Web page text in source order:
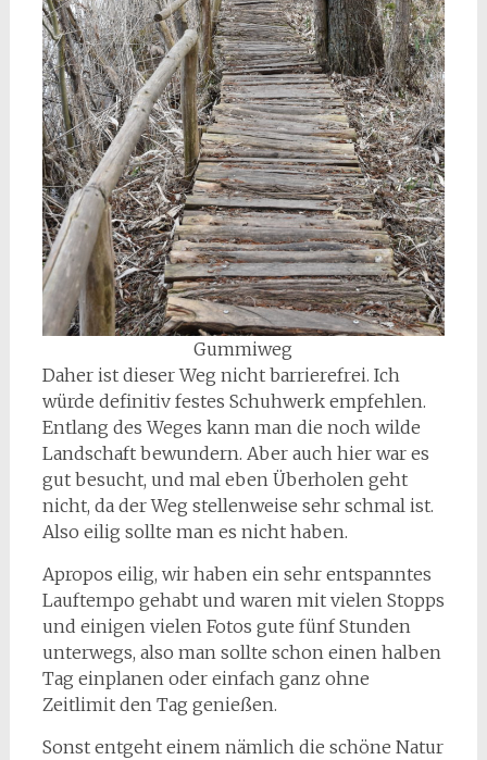
Gummiweg
Daher ist dieser Weg nicht barrierefrei. Ich
würde definitiv festes Schuhwerk empfehlen.
Entlang des Weges kann man die noch wilde
Landschaft bewundern. Aber auch hier war es
gut besucht, und mal eben Überholen geht
nicht, da der Weg stellenweise sehr schmal ist.
Also eilig sollte man es nicht haben.
Apropos eilig, wir haben ein sehr entspanntes
Lauftempo gehabt und waren mit vielen Stopps
und einigen vielen Fotos gute fünf Stunden
unterwegs, also man sollte schon einen halben
Tag einplanen oder einfach ganz ohne
Zeitlimit den Tag genießen.
Sonst entgeht einem nämlich die schöne Natur